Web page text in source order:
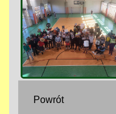
Powrót